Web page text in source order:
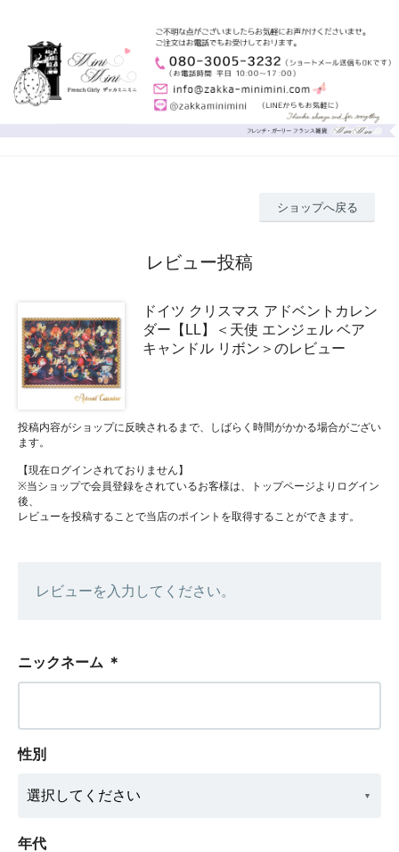
ショップへ戻る
レビュー投稿
ドイツ クリスマス アドベントカレン
ダー【LL】＜天使 エンジェル ベア
キャンドル リボン＞のレビュー
投稿内容がショップに反映されるまで、しばらく時間がかかる場合がござい
ます。
【現在ログインされておりません】
※当ショップで会員登録をされているお客様は、トップページよりログイン
後、
レビューを投稿することで当店のポイントを取得することができます。
レビューを入力してください。
ニックネーム ＊
性別
年代